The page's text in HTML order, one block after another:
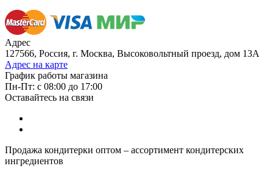
Адрес
127566, Россия, г. Москва, Высоковольтный проезд, дом 13А
Адрес на карте
График работы магазина
Пн-Пт: с 08:00 до 17:00
Оставайтесь на связи
Продажа кондитерки оптом – ассортимент кондитерских
ингредиентов